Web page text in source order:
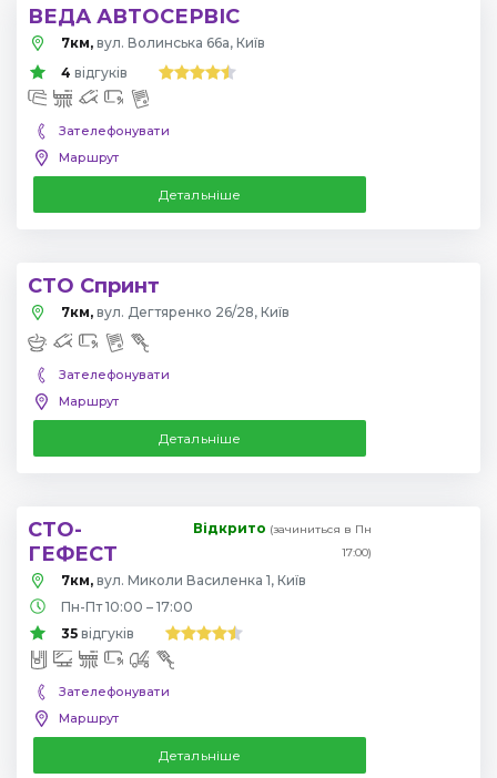
ВЕДА АВТОСЕРВІС
7км, вул. Волинська 66а, Київ
4 відгуків
Зателефонувати
Маршрут
Детальніше
СТО Спринт
7км, вул. Дегтяренко 26/28, Київ
Зателефонувати
Маршрут
Детальніше
СТО-
ГЕФЕСТ
Відкрито (зачиниться в Пн
17:00)
7км, вул. Миколи Василенка 1, Київ
Пн-Пт 10:00 – 17:00
35 відгуків
Зателефонувати
Маршрут
Детальніше